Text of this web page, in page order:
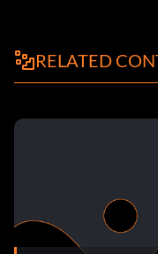
RELATED